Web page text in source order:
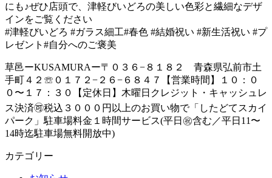
にも♪ぜひ店頭で、津軽びいどろの美しい色彩と繊細なデザ
インをご覧ください
#津軽びいどろ #ガラス細工#春色 #結婚祝い #新生活祝い #プ
レゼント#自分へのご褒美
草邑ーKUSAMURAー〒０３６−８１８２ 青森県弘前市土
手町４２☏０１７２−２６−６８４７【営業時間】１０：０
０〜１７：３０【定休日】木曜日クレジット・キャッシュレ
ス決済🉑税込３０００円以上のお買い物で「したどてスカイ
パーク」駐車場料金１時間サービス(平日㊗️含む／平日11〜
14時迄駐車場無料開放中)
カテゴリー